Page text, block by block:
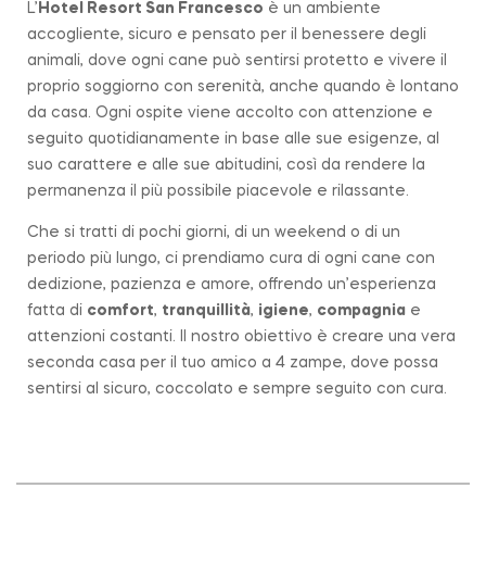
L’ Hotel Resort San Francesco è un ambiente
accogliente, sicuro e pensato per il benessere degli
animali, dove ogni cane può sentirsi protetto e vivere il
proprio soggiorno con serenità, anche quando è lontano
da casa. Ogni ospite viene accolto con attenzione e
seguito quotidianamente in base alle sue esigenze, al
suo carattere e alle sue abitudini, così da rendere la
permanenza il più possibile piacevole e rilassante.
Che si tratti di pochi giorni, di un weekend o di un
periodo più lungo, ci prendiamo cura di ogni cane con
dedizione, pazienza e amore, offrendo un’esperienza
fatta di comfort, tranquillità, igiene, compagnia e
attenzioni costanti. Il nostro obiettivo è creare una vera
seconda casa per il tuo amico a 4 zampe, dove possa
sentirsi al sicuro, coccolato e sempre seguito con cura.